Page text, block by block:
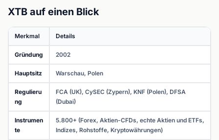
XTB auf einen Blick
Merkmal Details
Gründung 2002
Hauptsitz Warschau, Polen
Regulieru
ng
FCA (UK), CySEC (Zypern), KNF (Polen), DFSA
(Dubai)
Instrumen
te
5.800+ (Forex, Aktien-CFDs, echte Aktien und ETFs,
Indizes, Rohstoffe, Kryptowährungen)